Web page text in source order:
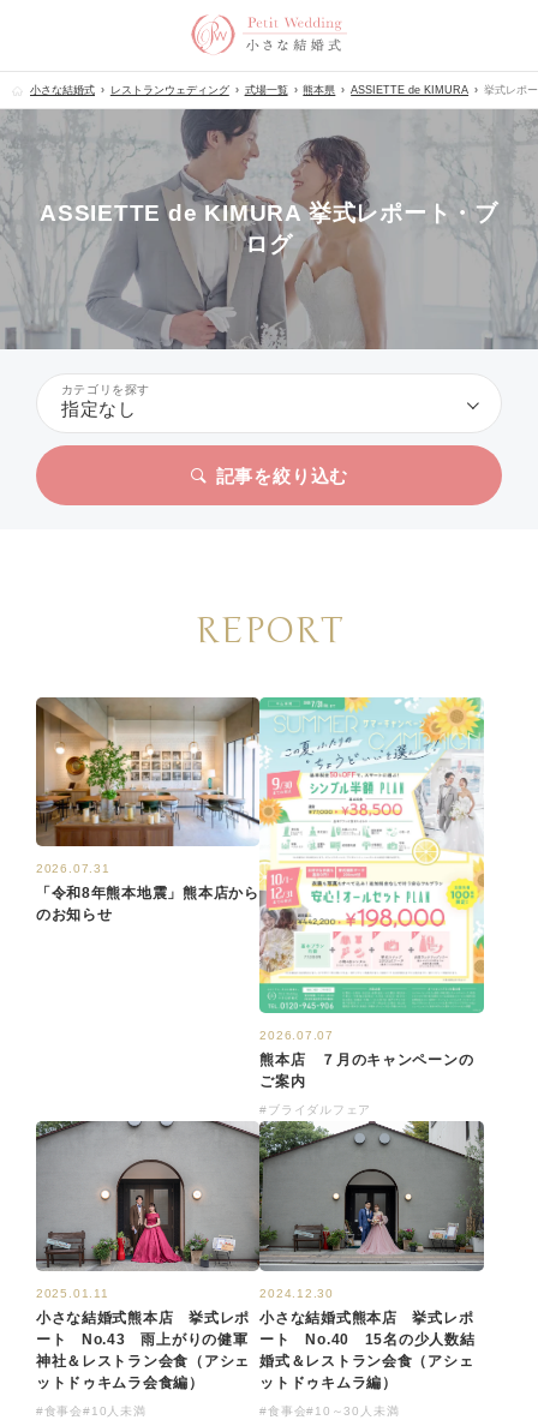
小さな結婚式 レストランウェディング 式場一覧 熊本県 ASSIETTE de KIMURA 挙式レポ
ASSIETTE de KIMURA 挙式レポート・ブ
ログ
カテゴリを探す
指定なし
記事を絞り込む
REPORT
2026.07.31
「令和8年熊本地震」熊本店から
のお知らせ
2026.07.07
熊本店 ７月のキャンペーンの
ご案内
#ブライダルフェア
2025.01.11
小さな結婚式熊本店 挙式レポ
ート No.43 雨上がりの健軍
神社＆レストラン会食（アシェ
ットドゥキムラ会食編）
#食事会#10人未満
2024.12.30
小さな結婚式熊本店 挙式レポ
ート No.40 15名の少人数結
婚式＆レストラン会食（アシェ
ットドゥキムラ編）
#食事会#10～30人未満